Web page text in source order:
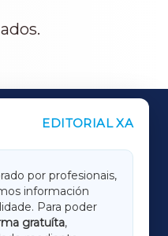
EDITORIAL XA
por profesionais,
información
Para poder
gratuíta,